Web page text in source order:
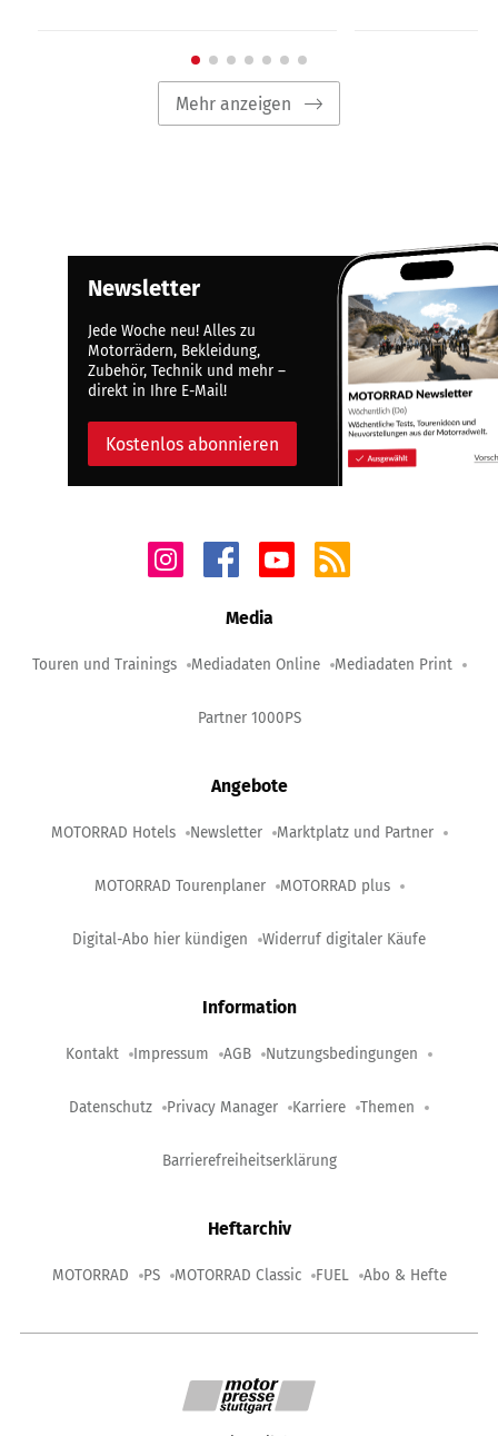
Mehr anzeigen
Newsletter
Jede Woche neu! Alles zu
Motorrädern, Bekleidung,
Zubehör, Technik und mehr –
direkt in Ihre E-Mail!
Kostenlos abonnieren
Media
Touren und Trainings Mediadaten Online Mediadaten Print
Partner 1000PS
Angebote
MOTORRAD Hotels Newsletter Marktplatz und Partner
MOTORRAD Tourenplaner MOTORRAD plus
Digital-Abo hier kündigen Widerruf digitaler Käufe
Information
Kontakt Impressum AGB Nutzungsbedingungen
Datenschutz Privacy Manager Karriere Themen
Barrierefreiheitserklärung
Heftarchiv
MOTORRAD PS MOTORRAD Classic FUEL Abo & Hefte